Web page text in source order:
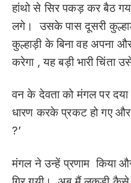
हांथो से सिर पकड़ कर बैठ
लगे। उसके पास दूसरी
कुल्हाड़ी के बिना वह अपना
करेगा , यह बड़ी भारी चिंता
वन के देवता को मंगल पर
धारण करके प्रकट हो गए और
?’
मंगल ने उन्हें प्रणाम किया और